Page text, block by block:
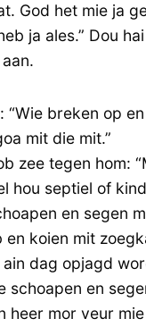
God het mie ja
ja ales.” Dou
“Wie breken op
mit die mit.”
zee tegen hom:
hou septiel of
en segen
en koien mit
dag opjagd
schoapen en
heer mor veur